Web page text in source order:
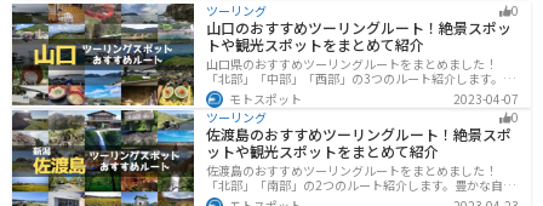
ツーリング 0
山口のおすすめツーリングルート！絶景スポッ
トや観光スポットをまとめて紹介
山口県のおすすめツーリングルートをまとめました！
「北部」「中部」「西部」の3つのルート紹介します。美
しい海岸線や山々を楽しむことができます。バイクで山
口県にツーリングに行く際は参考にしてください。
モトスポット
2023-04-07
ツーリング
0
佐渡島のおすすめツーリングルート！絶景スポ
ットや観光スポットをまとめて紹介
佐渡島のおすすめツーリングルートをまとめました！
「北部」「南部」の2つのルート紹介します。豊かな自然
と歴史的なスポット、トキなどの貴重な動物を見られる